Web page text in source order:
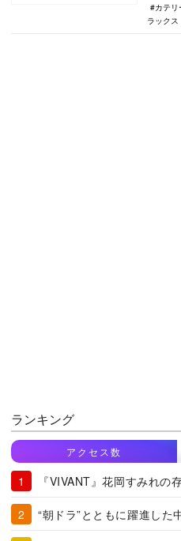
カテリ
ラックス
ランキング
アクセス数
『VIVANT』花岡すみれの
“朝ドラ”とともに躍進した